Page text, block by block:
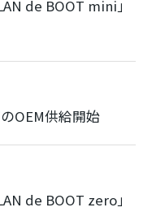
de BOOT mini」
OEM供給開始
de BOOT zero」